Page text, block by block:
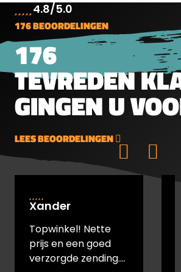
heel veel verschillende
gewichten kogeltjes.
en spitskop in allerlei
(.22")1.37g21.14gr200 stuks
4.8/5.0
176 BEOORDELINGEN
176
TEVREDEN
GINGEN U
LEES BEOORDELINGEN
Xander
Topwinkel! Nette
prijs en een goed
verzorgde zending.